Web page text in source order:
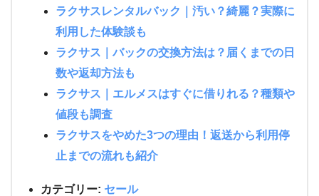
ラクサスレンタルバック｜汚い？綺麗？実際に
利用した体験談も
ラクサス｜バックの交換方法は？届くまでの日
数や返却方法も
ラクサス｜エルメスはすぐに借りれる？種類や
値段も調査
ラクサスをやめた3つの理由！返送から利用停
止までの流れも紹介
カテゴリー: セール